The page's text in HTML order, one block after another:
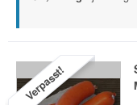
Verpasst!